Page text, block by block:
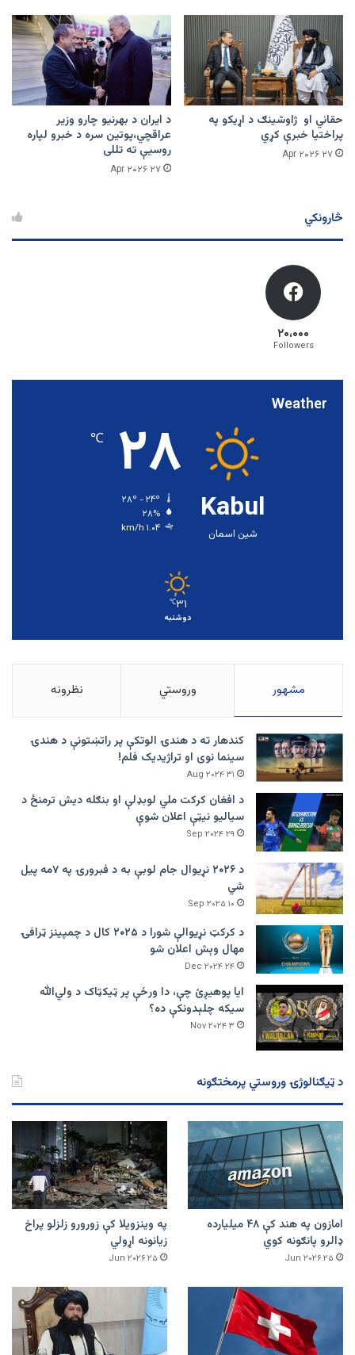
حقاني او ژاوشینګ د اړیکو په
پراختیا خبرې کړي
۲۷ Apr ۲۰۲۶
د ایران د بهرنیو چارو وزیر
عراقچي،پوتین سره د خبرو لپاره
روسیې ته تللی
۲۷ Apr ۲۰۲۶
څارونکي
۲۰،۰۰۰
Followers
Weather
Kabul
شین اسمان
۲۸ ℃
۲۸%
۱.۰۴ km/h
۳۱℃
دوشنبه
مشهور وروستي نظرونه
کندهار ته د هندۍ الوتکې پر راتښتونې د هندۍ
سینما نوی او تراژيديک فلم!
۳۱ Aug ۲۰۲۴
د افغان کرکت ملي لوبډلې او بنګله دیش ترمنځ د
سیالیو نیټې اعلان شوې
۲۹ Sep ۲۰۲۴
د ۲۰۲۶ نړیوال جام لوبې به د فبرورۍ په ۷مه پیل
شي
۱۰ Sep ۲۰۲۵
د کرکټ نړیوالې شورا د ۲۰۲۵ کال د چمپینز ټرافۍ
مهال وېش اعلان شو
۲۴ Dec ۲۰۲۴
ایا پوهیږئ چې، دا ورځې پر ټيکټاک د ولي‌الله
سیکه چلېدونکې ده؟
۳ Nov ۲۰۲۴
د ټیګنالوژۍ وروستي پرمختګونه
امازون په هند کې ۴۸ میلیارده
ډالرو پانګونه کوي
۲۵ Jun ۲۰۲۶
په وینزویلا کې زورورو زلزلو پراخ
زیانونه اړولي
۲۵ Jun ۲۰۲۶